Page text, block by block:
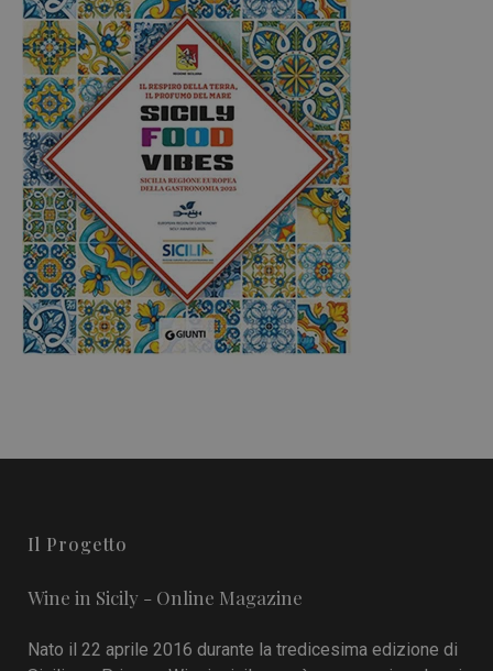
Il Progetto
Wine in Sicily - Online Magazine
Nato il 22 aprile 2016 durante la tredicesima edizione di